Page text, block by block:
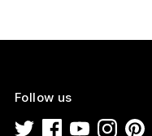
Follow us